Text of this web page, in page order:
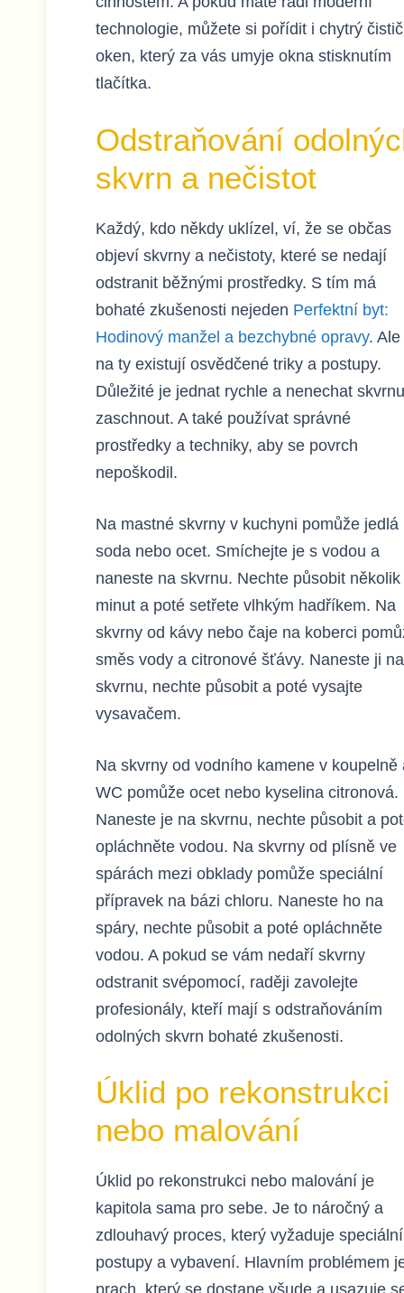
technologie, můžete si pořídit i chytrý čistič
oken, který za vás umyje okna stisknutím
tlačítka.
Odstraňování
skvrn a nečistot
Každý, kdo někdy uklízel, ví, že se občas
objeví skvrny a nečistoty, které se nedají
odstranit běžnými prostředky. S tím má
bohaté zkušenosti nejeden Perfektní byt:
Hodinový manžel a bezchybné opravy. Ale
na ty existují osvědčené triky a postupy.
Důležité je jednat rychle a nenechat skvrnu
zaschnout. A také používat správné
prostředky a techniky, aby se povrch
nepoškodil.
Na mastné skvrny v kuchyni pomůže jedlá
soda nebo ocet. Smíchejte je s vodou a
naneste na skvrnu. Nechte působit několik
minut a poté setřete vlhkým hadříkem. Na
skvrny od kávy nebo čaje na koberci
směs vody a citronové šťávy. Naneste ji na
skvrnu, nechte působit a poté vysajte
vysavačem.
Na skvrny od vodního kamene v koupelně
WC pomůže ocet nebo kyselina citronová.
Naneste je na skvrnu, nechte působit a
opláchněte vodou. Na skvrny od plísně ve
spárách mezi obklady pomůže speciální
přípravek na bázi chloru. Naneste ho na
spáry, nechte působit a poté opláchněte
vodou. A pokud se vám nedaří skvrny
odstranit svépomocí, raději zavolejte
profesionály, kteří mají s odstraňováním
odolných skvrn bohaté zkušenosti.
Úklid po rekonstrukci
nebo malování
Úklid po rekonstrukci nebo malování je
kapitola sama pro sebe. Je to náročný a
zdlouhavý proces, který vyžaduje speciální
postupy a vybavení. Hlavním problémem